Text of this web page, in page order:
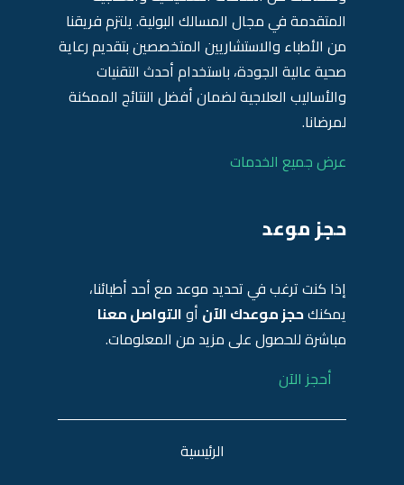
المتقدمة في مجال المسالك البولية. يلتزم فريقنا
من الأطباء والاستشاريين المتخصصين بتقديم رعاية
صحية عالية الجودة، باستخدام أحدث التقنيات
والأساليب العلاجية لضمان أفضل النتائج الممكنة
لمرضانا.
عرض جميع الخدمات
حجز موعد
إذا كنت ترغب في تحديد موعد مع أحد أطبائنا،
يمكنكحجز موعدك الآن أوالتواصل معنا
مباشرة للحصول على مزيد من المعلومات.
أحجز الآن
الرئيسية